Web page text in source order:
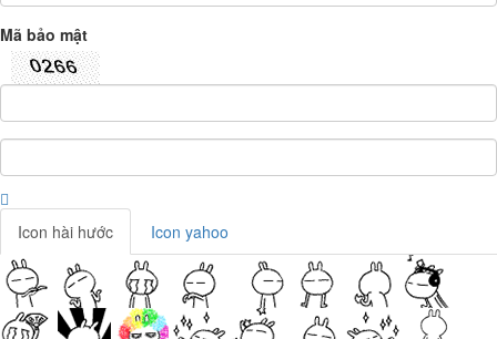
Mã bảo mật
Icon hài hước Icon yahoo